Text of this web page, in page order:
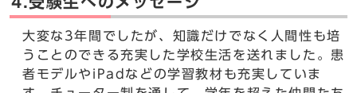
大変な3年間でしたが、知識だけでなく人間性も培
うことのできる充実した学校生活を送れました。患
者モデルやiPadなどの学習教材も充実していま